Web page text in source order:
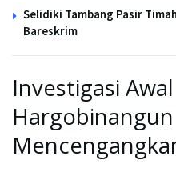
Selidiki Tambang Pasir
Bareskrim
Investigasi